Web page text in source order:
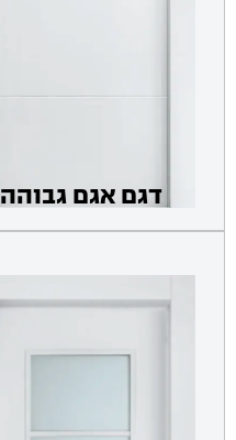
דגם אגם גבוהה